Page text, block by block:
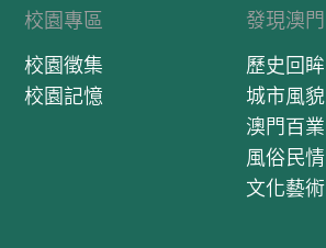
校園專區
校園徵集
校園記憶
發現澳門
歷史回眸
城市風貌
澳門百業
風俗民情
文化藝術